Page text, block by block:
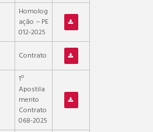
Homolog
ação – PE
012-2025
Contrato
1º
Apostila
mento
Contrato
068-2025